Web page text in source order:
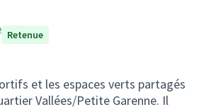
Retenue
et les espaces verts partagés
Vallées/Petite Garenne. Il